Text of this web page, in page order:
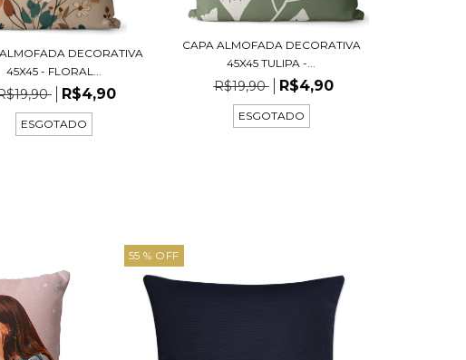
DECORATIVA
45X45 - FLORAL...
R$4,90
ESGOTADO
CAPA ALMOFADA DECORATIVA
45X45 TULIPA -...
R$19,90 R$4,90
ESGOTADO
55 % OFF